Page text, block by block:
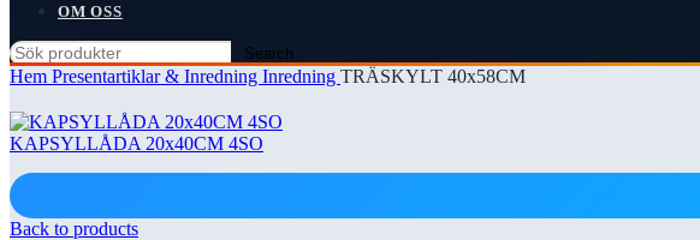
OM OSS
Search
Hem Presentartiklar & Inredning Inredning TRÄSKYLT 40x58CM
KAPSYLLÅDA 20x40CM 4SO
Back to products